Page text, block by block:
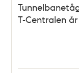
T-Centralen år